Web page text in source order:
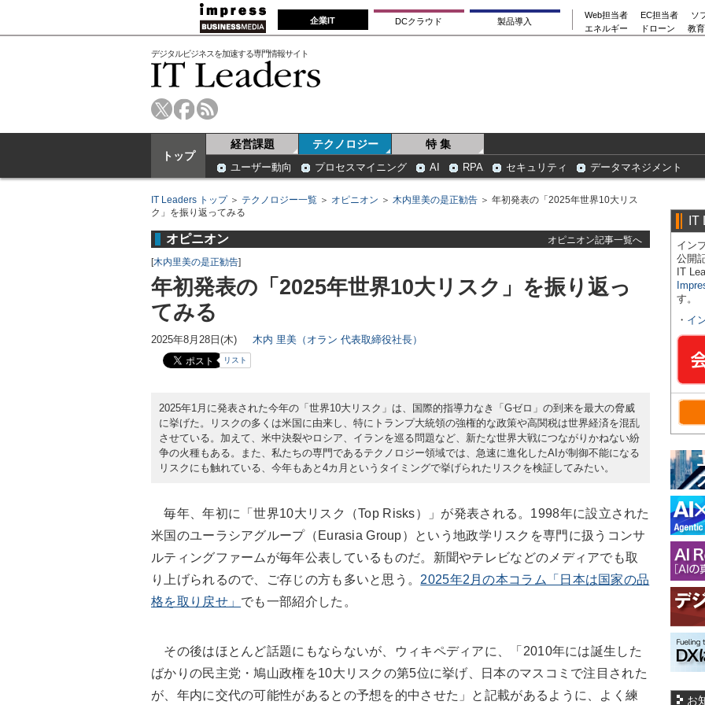
企業IT DCクラウド 製品導入
Web担当者 EC担当者
ソ
エネルギー
ドローン 教
デジタルビジネスを加速する専門情報サイト
トップ
経営課題 テクノロジー 特 集
ユーザー動向 プロセスマイニング AI RPA セキュリティ データマネジメント
IT Leaders トップ＞ テクノロジー一覧 ＞ オピニオン ＞ 木内里美の是正勧告 ＞ 年初発表の「2025年世界10大リス
ク」を振り返ってみる
オピニオン
オピニオン記事一覧へ
[木内里美の是正勧告]
年初発表の「2025年世界10大リスク」を振り返っ
てみる
2025年8月28日(木) 木内 里美（オラン 代表取締役社長）
リスト
2025年1月に発表された今年の「世界10大リスク」は、国際的指導力なき「Gゼロ」の到来を最大の脅威
に挙げた。リスクの多くは米国に由来し、特にトランプ大統領の強権的な政策や高関税は世界経済を混乱
させている。加えて、米中決裂やロシア、イランを巡る問題など、新たな世界大戦につながりかねない紛
争の火種もある。また、私たちの専門であるテクノロジー領域では、急速に進化したAIが制御不能になる
リスクにも触れている、今年もあと4カ月というタイミングで挙げられたリスクを検証してみたい。
毎年、年初に「世界10大リスク（Top Risks）」が発表される。1998年に設立された
米国のユーラシアグループ（Eurasia Group）という地政学リスクを専門に扱うコンサ
ルティングファームが毎年公表しているものだ。新聞やテレビなどのメディアでも取
り上げられるので、ご存じの方も多いと思う。 2025年2月の本コラム「日本は国家の品
格を取り戻せ」 でも一部紹介した。
その後はほとんど話題にもならないが、ウィキペディアに、「2010年には誕生した
ばかりの民主党・鳩山政権を10大リスクの第5位に挙げ、日本のマスコミで注目された
が、年内に交代の可能性があるとの予想を的中させた」と記載があるように、よく練
IT
イン
公開
IT
す。
・ イ
お